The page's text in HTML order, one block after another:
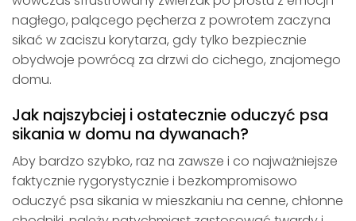
nagłego, palącego pęcherza z powrotem zaczyna
sikać w zaciszu korytarza, gdy tylko bezpiecznie
obydwoje powrócą za drzwi do cichego, znajomego
domu.
Jak najszybciej i ostatecznie oduczyć psa
sikania w domu na dywanach?
Aby bardzo szybko, raz na zawsze i co najważniejsze
faktycznie rygorystycznie i bezkompromisowo
oduczyć psa sikania w mieszkaniu na cenne, chłonne